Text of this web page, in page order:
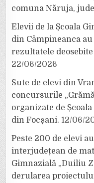
comuna Năruja,
Elevii de la Școala
din Câmpineanca
rezultatele
22/06/2026
Sute de elevi din
concursurile
organizate de
din Focșani. 12/06/
Peste 200 de elevi
interjudețean de
Gimnazială „Duiliu
derularea